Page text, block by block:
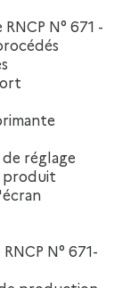
RNCP N° 671 -
réglage
produit
N° 671-